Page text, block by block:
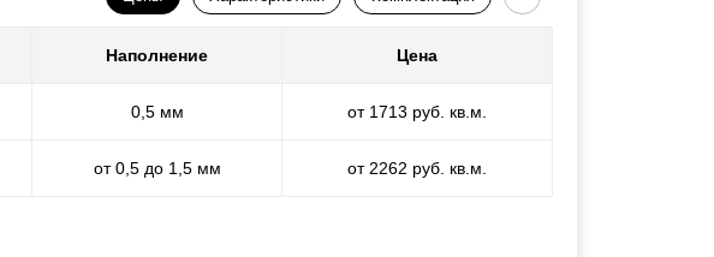
Наполнение Цена
0,5 мм от 1713 руб. кв.м.
от 0,5 до 1,5 мм от 2262 руб. кв.м.